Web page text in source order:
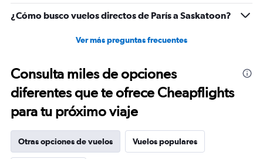
¿Cómo busco vuelos directos de París a Saskatoon?
Ver más preguntas frecuentes
Consulta miles de opciones
diferentes que te ofrece Cheapflights
para tu próximo viaje
Otras opciones de vuelos Vuelos populares